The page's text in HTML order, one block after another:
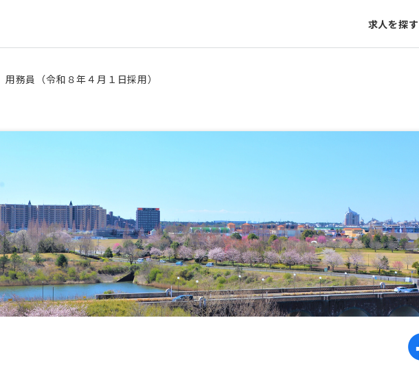
求人を探す
用務員（令和８年４月１日採用）